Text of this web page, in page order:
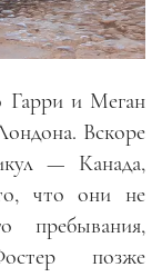
Гарри и Меган
Вскоре
— Канада,
что они не
пребывания,
позже